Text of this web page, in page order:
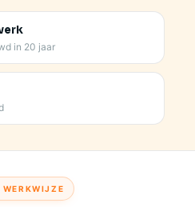
in 20 jaar
WERKWIJZE